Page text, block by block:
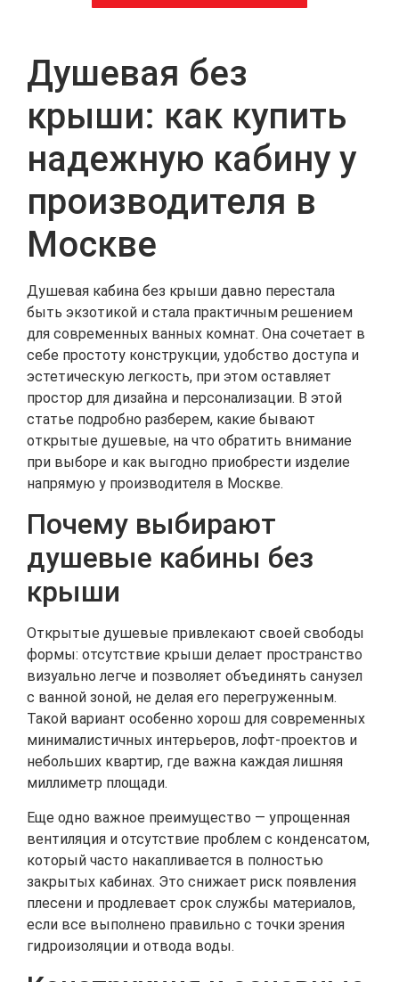
Душевая без
крыши: как купить
надежную кабину у
производителя в
Москве
Душевая кабина без крыши давно перестала
быть экзотикой и стала практичным решением
для современных ванных комнат. Она сочетает в
себе простоту конструкции, удобство доступа и
эстетическую легкость, при этом оставляет
простор для дизайна и персонализации. В этой
статье подробно разберем, какие бывают
открытые душевые, на что обратить внимание
при выборе и как выгодно приобрести изделие
напрямую у производителя в Москве.
Почему выбирают
душевые кабины без
крыши
Открытые душевые привлекают своей свободы
формы: отсутствие крыши делает пространство
визуально легче и позволяет объединять санузел
с ванной зоной, не делая его перегруженным.
Такой вариант особенно хорош для современных
минималистичных интерьеров, лофт-проектов и
небольших квартир, где важна каждая лишняя
миллиметр площади.
Еще одно важное преимущество — упрощенная
вентиляция и отсутствие проблем с конденсатом,
который часто накапливается в полностью
закрытых кабинах. Это снижает риск появления
плесени и продлевает срок службы материалов,
если все выполнено правильно с точки зрения
гидроизоляции и отвода воды.